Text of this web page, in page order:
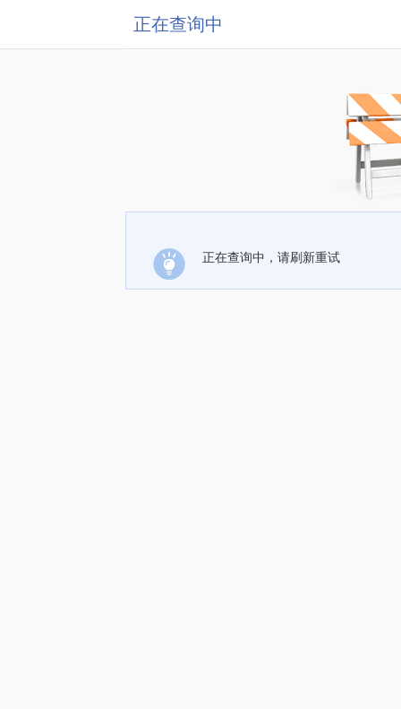
正在查询中
正在查询中，请刷新重试